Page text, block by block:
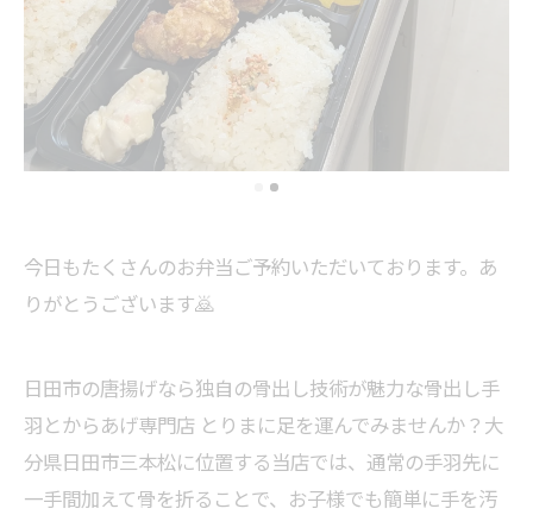
今日もたくさんのお弁当ご予約いただいております。あ
りがとうございます🙇
日田市の唐揚げなら独自の骨出し技術が魅力な骨出し手
羽とからあげ専門店 とりまに足を運んでみませんか？大
分県日田市三本松に位置する当店では、通常の手羽先に
一手間加えて骨を折ることで、お子様でも簡単に手を汚